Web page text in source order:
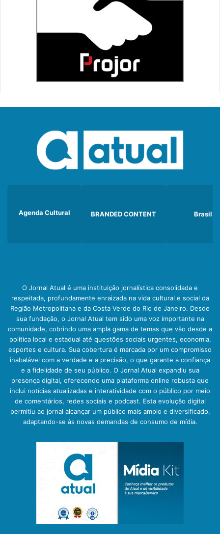
Agenda Cultural BRANDED CONTENT Brasil
O Jornal Atual é uma instituição jornalística consolidada e
respeitada, profundamente enraizada na vida cultural e social da
Região Metropolitana e da Costa Verde do Rio de Janeiro. Desde
sua fundação, o Jornal Atual tem sido uma voz importante na
comunidade, cobrindo uma ampla gama de temas que vão desde a
política local e estadual até questões sociais urgentes, economia,
esportes e cultura. Sua cobertura é marcada por um compromisso
inabalável com a verdade e a precisão, o que garante a confiança
e a fidelidade de seu público. O Jornal Atual expandiu sua
presença digital, oferecendo uma plataforma online robusta que
inclui notícias atualizadas e interatividade com o público por meio
de comentários, redes sociais e podcast. Esta evolução digital
permitiu ao jornal alcançar um público mais amplo e diversificado,
adaptando-se às novas demandas de consumo de mídia.